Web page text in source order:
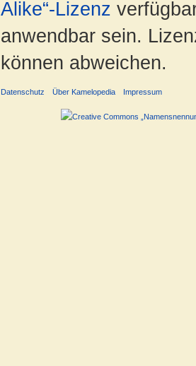
Alike“-Lizenz
anwendbar sein.
können abweichen.
Datenschutz Über Kamelopedia Impressum